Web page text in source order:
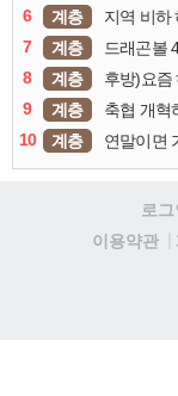
6
계층 지역 비하
7
계층 드래곤볼
8
계층 후방)요즘
9
계층 축협 개혁
10
계층 연말이면
로그
이용약관